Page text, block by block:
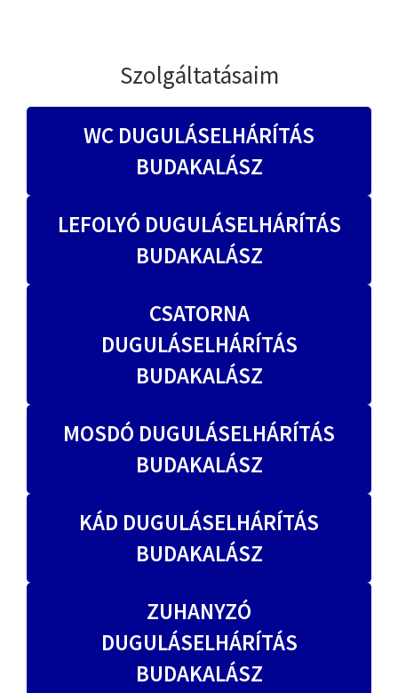
Szolgáltatásaim
WC DUGULÁSELHÁRÍTÁS
BUDAKALÁSZ
LEFOLYÓ DUGULÁSELHÁRÍTÁS
BUDAKALÁSZ
CSATORNA
DUGULÁSELHÁRÍTÁS
BUDAKALÁSZ
MOSDÓ DUGULÁSELHÁRÍTÁS
BUDAKALÁSZ
KÁD DUGULÁSELHÁRÍTÁS
BUDAKALÁSZ
ZUHANYZÓ
DUGULÁSELHÁRÍTÁS
BUDAKALÁSZ